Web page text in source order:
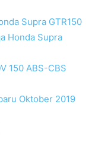
Supra GTR150
Honda Supra
150 ABS-CBS
Oktober 2019